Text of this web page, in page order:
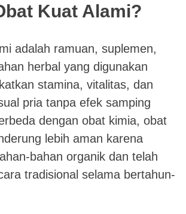
Kuat Alami?
adalah ramuan, suplemen,
herbal yang digunakan
stamina, vitalitas, dan
pria tanpa efek samping
dengan obat kimia, obat
lebih aman karena
bahan organik dan telah
tradisional selama bertahun-